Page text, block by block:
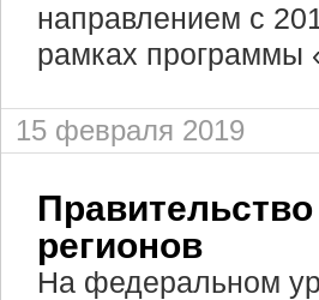
направлением с
рамках программы
15 февраля 2019
регионов
На федеральном